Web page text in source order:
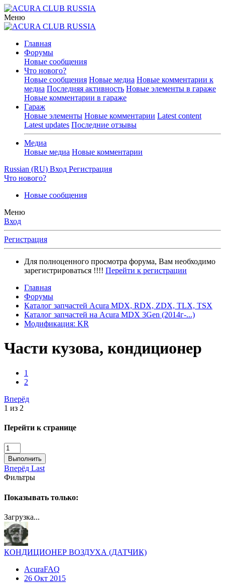
Меню
Главная
Форумы
Новые сообщения
Что нового?
Новые сообщения Новые медиа Новые комментарии к
медиа Последняя активность Новые элементы в гараже
Новые комментарии в гараже
Гараж
Новые элементы Новые комментарии Latest content
Latest updates Последние отзывы
Медиа
Новые медиа Новые комментарии
Russian (RU) Вход Регистрация
Что нового?
Новые сообщения
Меню
Вход
Регистрация
Для полноценного просмотра форума, Вам необходимо
зарегистрироваться !!!! Перейти к регистрации
Главная
Форумы
Каталог запчастей Acura MDX, RDX, ZDX, TLX, TSX
Каталог запчастей на Acura MDX 3Gen (2014г-...)
Модификация: KR
Части кузова, кондиционер
1
2
Вперёд
1 из 2
Перейти к странице
Выполнить
Вперёд Last
Фильтры
Показывать только:
Загрузка...
КОНДИЦИОНЕР ВОЗДУХА (ДАТЧИК)
AcuraFAQ
26 Окт 2015